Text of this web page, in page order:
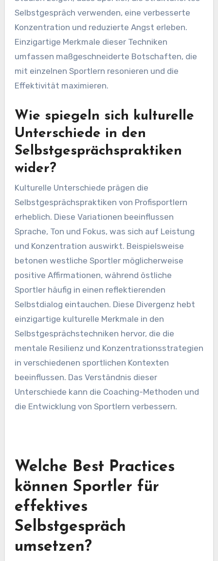
Die Forschung untersucht innovative
Selbstgesprächstechniken, die die Leistung und
Konzentration von Profisportlern verbessern. Zu
den Techniken gehören positive Affirmationen,
Visualisierung und motivierender Selbstdialog.
Studien zeigen, dass Sportler, die strukturiertes
Konzentration und reduzierte Angst erleben.
Einzigartige Merkmale dieser Techniken
mit einzelnen Sportlern resonieren und die
Effektivität maximieren.
Wie spiegeln sich kulturelle
Unterschiede in den
Selbstgesprächspraktiken
wider?
Kulturelle Unterschiede prägen die
Selbstgesprächspraktiken von Profisportlern
erheblich. Diese Variationen beeinflussen
Sprache, Ton und Fokus, was sich auf Leistung
und Konzentration auswirkt. Beispielsweise
betonen westliche Sportler möglicherweise
positive Affirmationen, während östliche
Sportler häufig in einen reflektierenden
Selbstdialog eintauchen. Diese Divergenz hebt
einzigartige kulturelle Merkmale in den
beeinflussen. Das Verständnis dieser
Unterschiede kann die Coaching-Methoden und
die Entwicklung von Sportlern verbessern.